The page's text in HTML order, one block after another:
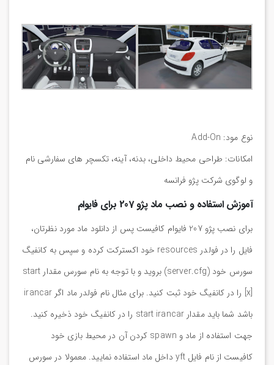
نوع مود: Add-On
امکانات: طراحی محیط داخلی، بدنه، آینه، تکسچر های سفارشی نام
و لوگوی شرکت پژو فرانسه
آموزش استفاده و نصب ماد پژو 207 برای فایوام
برای نصب پژو 207 فایوام کافیست پس از دانلود ماد مورد نظرتان،
فایل را در فولدر resources خود اکسترکت کرده و سپس به کانفیگ
سورس خود (server.cfg) بروید و با توجه به نام سورس مقدار start
[x] را در کانفیگ خود ثبت کنید. برای مثال نام فولدر ماد اگر irancar
باشد شما باید مقدار start irancar را در کانفیگ خود ذخیره کنید.
جهت استفاده از ماد و spawn کردن آن در محیط بازی خود
کافیست از نام فایل yft داخل ماد استفاده نمایید. معمولا در سورس